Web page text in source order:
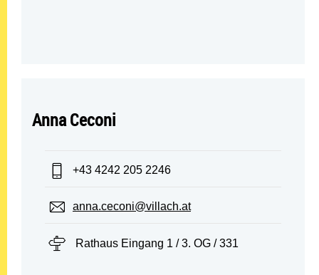
Anna Ceconi
Telefon:
+43 4242 205 2246
E-Mail:
anna.ceconi@villach.at
Standort:
Rathaus Eingang 1 / 3. OG / 331